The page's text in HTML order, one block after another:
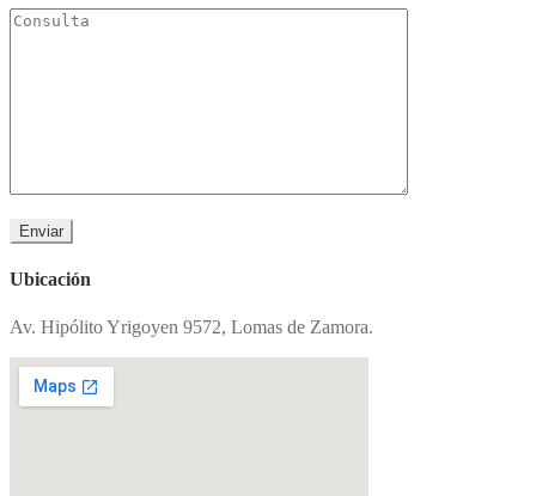
Ubicación
Av. Hipólito Yrigoyen 9572, Lomas de Zamora.